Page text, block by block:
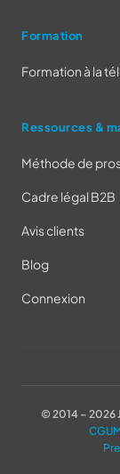
Formation
Formation à la
Ressources &
Méthode de
Cadre légal B2B
Avis clients
Blog
Connexion
© 2014 –
CGU